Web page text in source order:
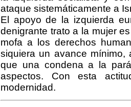
ataque sistemáticamente a
El apoyo de la izquierda
denigrante trato a la mujer
mofa a los derechos
siquiera un avance
que una condena a la
aspectos. Con esta
modernidad.